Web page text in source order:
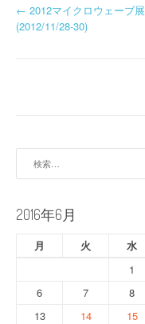
投
ー
シ
ョ
ン
← 2012マイクロウェーブ展
(2012/11/28-30)
2016年6月
月 火 水
1
6
7 8
13
14 15